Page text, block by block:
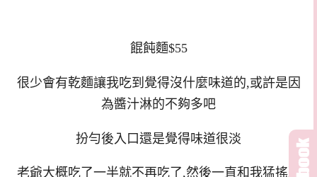
餛飩麵$55
很少會有乾麵讓我吃到覺得沒什麼味道的,或許是因
為醬汁淋的不夠多吧
扮勻後入口還是覺得味道很淡
老爺大概吃了一半就不再吃了,然後一直和我猛搖頭